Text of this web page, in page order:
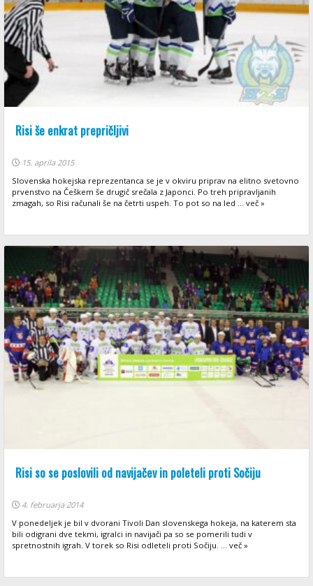
Risi še enkrat prepričljivi
15. aprila 2015
Slovenska hokejska reprezentanca se je v okviru priprav na elitno svetovno
prvenstvo na Češkem še drugič srečala z Japonci. Po treh pripravljanih
zmagah, so Risi računali še na četrti uspeh. To pot so na led ... več »
Risi so se poslovili od navijačev in poleteli proti Sočiju
4. februarja 2014
V ponedeljek je bil v dvorani Tivoli Dan slovenskega hokeja, na katerem sta
bili odigrani dve tekmi, igralci in navijači pa so se pomerili tudi v
spretnostnih igrah. V torek so Risi odleteli proti Sočiju. ... več »